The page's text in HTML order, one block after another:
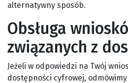
alternatywny sposób.
Obsługa
związanych z
Jeżeli w odpowiedzi na Twój
dostępności cyfrowej,